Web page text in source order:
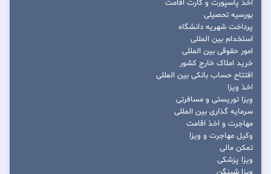
اخذ پاسپورت و کارت اقامت
بورسیه تحصیلی
پرداخت شهریه دانشگاه
استخدام بین المللی
امور حقوقی بین المللی
خرید املاک خارج کشور
افتتاح حساب بانکی بین المللی
اخذ ویزا
ویزا توریستی و مسافرتی
سرمایه گذاری بین المللی
مهاجرت و اخذ اقامت
وکیل مهاجرت و ویزا
تمکن مالی
ویزا پزشکی